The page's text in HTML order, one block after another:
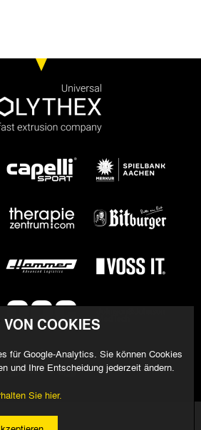
Aachen - Alle Rechte vorbehalten
COOKIES
für Google-Analytics. Sie können Cookies
und Ihre Entscheidung jederzeit ändern.
Sie hier.